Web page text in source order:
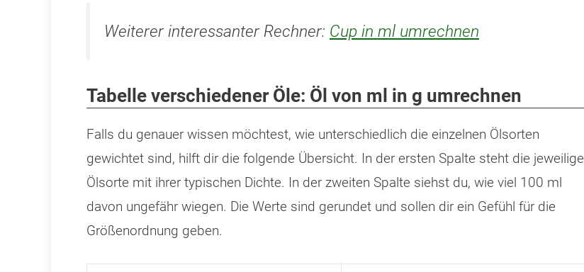
Weiterer interessanter Rechner: Cup in ml umrechnen
Tabelle verschiedener Öle: Öl von ml in g umrechnen
Falls du genauer wissen möchtest, wie unterschiedlich die einzelnen Ölsorten
gewichtet sind, hilft dir die folgende Übersicht. In der ersten Spalte steht die jeweilige
Ölsorte mit ihrer typischen Dichte. In der zweiten Spalte siehst du, wie viel 100 ml
davon ungefähr wiegen. Die Werte sind gerundet und sollen dir ein Gefühl für die
Größenordnung geben.